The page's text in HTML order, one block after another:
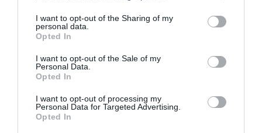
not limited to your visit or usage behaviour. You may click to
grant or deny consent to Google and its third-party tags to
use your data for below specified purposes in below Google
consent section.
I want to opt-out of the Sharing of my
personal data.
Opted In
I want to opt-out of the Sale of my
Personal Data.
Opted In
I want to opt-out of processing my
Personal Data for Targeted Advertising.
Opted In
320 89 87
6 h 36 min